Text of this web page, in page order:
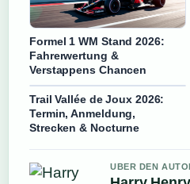
Formel 1 WM Stand 2026:
Fahrerwertung &
Verstappens Chancen
Trail Vallée de Joux 2026:
Termin, Anmeldung,
Strecken & Nocturne
UBER DEN